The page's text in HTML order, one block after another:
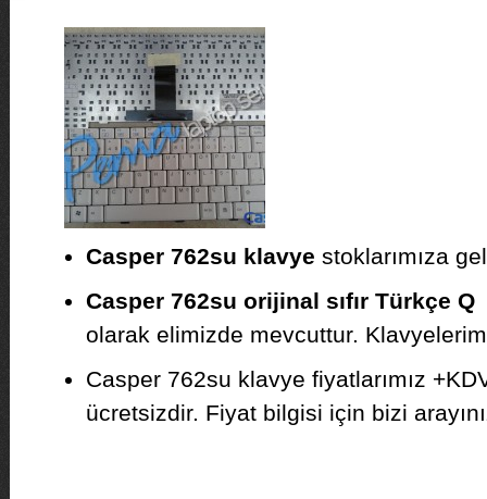
Casper 762su klavye stoklarımıza
Casper 762su orijinal sıfır Türkçe Q,
olarak elimizde mevcuttur.
Casper 762su klavye fiyatlarımız
ücretsizdir. Fiyat bilgisi için bizi